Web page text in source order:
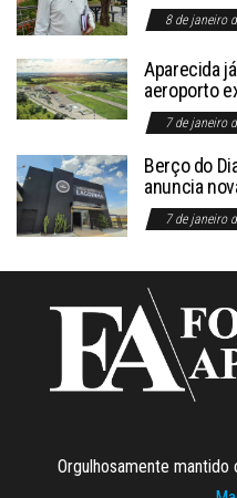
8 de janeiro
Aparecida
aeroporto
7 de janeiro
Berço do
anuncia
7 de janeiro
Orgulhosamente mantido